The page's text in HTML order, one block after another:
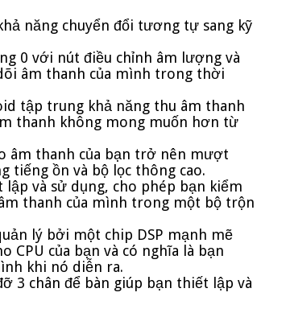
năng chuyển đổi tương tự sang kỹ
0 với nút điều chỉnh âm lượng và
âm thanh của mình trong thời
tập trung khả năng thu âm thanh
thanh không mong muốn hơn từ
âm thanh của bạn trở nên mượt
tiếng ồn và bộ lọc thông cao.
và sử dụng, cho phép bạn kiểm
thanh của mình trong một bộ trộn
lý bởi một chip DSP mạnh mẽ
CPU của bạn và có nghĩa là bạn
khi nó diễn ra.
3 chân để bàn giúp bạn thiết lập và